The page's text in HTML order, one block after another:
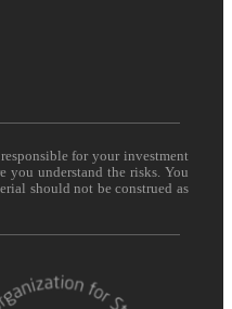
for your investment
you understand the risks. You
should not be construed as